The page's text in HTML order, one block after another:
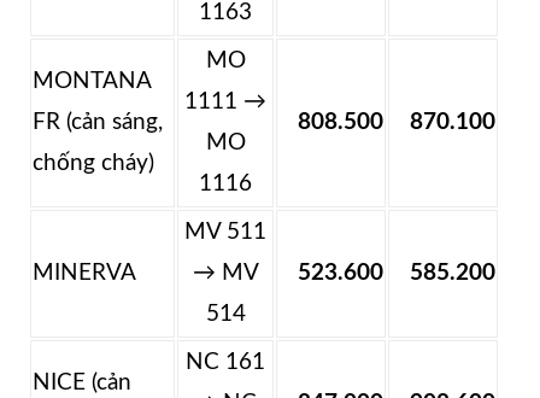
1163
MONTANA
FR (cản sáng,
chống cháy)
MO
1111 →
MO
1116
808.500 870.100
MINERVA
MV 511
→ MV
514
523.600 585.200
NICE (cản
NC 161